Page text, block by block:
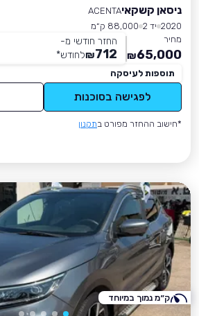
ניסאן קשקאיACENTA
2020 יד 2
88,000 ק״מ
מחיר
65,000
₪
החזר חודשי מ-
712
₪לחודש*
תוספות לעיסקה
לפגישה בסוכנות
*חישוב ההחזר מפורט בתקנון
ק״מ נמוך במיוחד